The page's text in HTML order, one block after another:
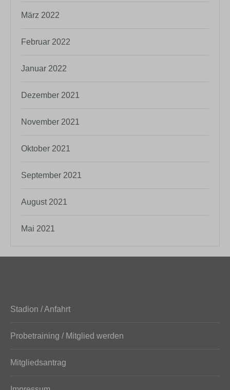
März 2022
Februar 2022
Januar 2022
Dezember 2021
November 2021
Oktober 2021
September 2021
August 2021
Mai 2021
Stadion / Anfahrt
Probetraining / Mitglied werden
Mitgliedsantrag